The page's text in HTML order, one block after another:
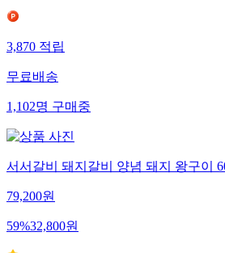
3,870적립
무료배송
1,102명구매중
서서갈비 돼지갈비 양념 돼지 왕구이
79,200원
59%32,800원